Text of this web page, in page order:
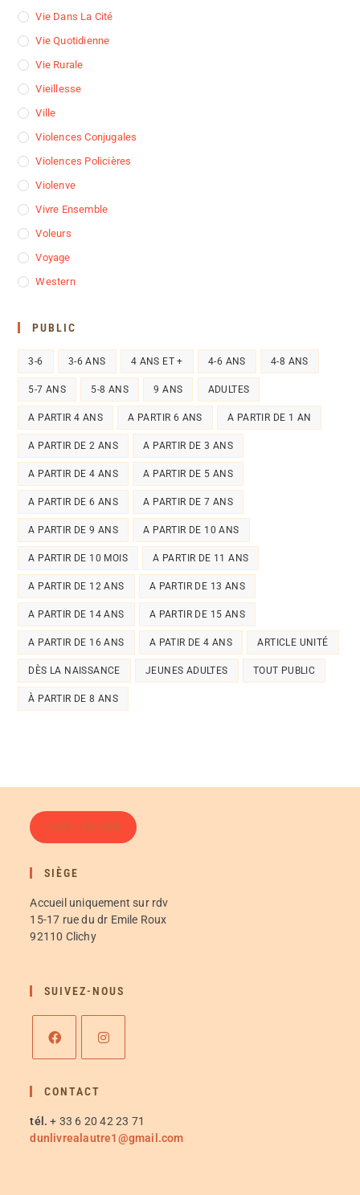
Vie Dans La Cité
Vie Quotidienne
Vie Rurale
Vieillesse
Ville
Violences Conjugales
Violences Policières
Violenve
Vivre Ensemble
Voleurs
Voyage
Western
PUBLIC
3-6 3-6 ANS 4 ANS ET + 4-6 ANS 4-8 ANS
5-7 ANS 5-8 ANS 9 ANS ADULTES
A PARTIR 4 ANS A PARTIR 6 ANS A PARTIR DE 1 AN
A PARTIR DE 2 ANS A PARTIR DE 3 ANS
A PARTIR DE 4 ANS A PARTIR DE 5 ANS
A PARTIR DE 6 ANS A PARTIR DE 7 ANS
A PARTIR DE 9 ANS A PARTIR DE 10 ANS
A PARTIR DE 10 MOIS A PARTIR DE 11 ANS
A PARTIR DE 12 ANS A PARTIR DE 13 ANS
A PARTIR DE 14 ANS A PARTIR DE 15 ANS
A PARTIR DE 16 ANS A PATIR DE 4 ANS ARTICLE UNITÉ
DÈS LA NAISSANCE JEUNES ADULTES TOUT PUBLIC
À PARTIR DE 8 ANS
FAIRE UN DON
SIÈGE
Accueil uniquement sur rdv
15-17 rue du dr Emile Roux
92110 Clichy
SUIVEZ-NOUS
CONTACT
tél. + 33 6 20 42 23 71
dunlivrealautre1@gmail.com